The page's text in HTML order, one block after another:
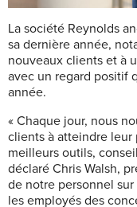
La société Reynolds
sa dernière année,
nouveaux clients et à
avec un regard positif
année.
« Chaque jour, nous
clients à atteindre
meilleurs outils,
déclaré Chris Walsh,
de notre personnel
les employés des